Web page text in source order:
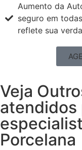
Aumento da
seguro em
reflete sua
Veja
atendidos
Porcelana